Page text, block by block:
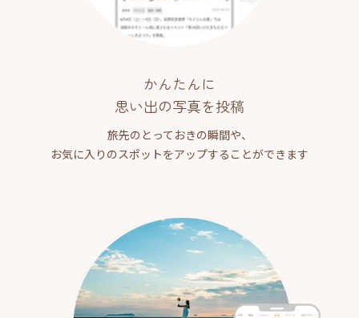
かんたんに
思い出の写真を投稿
旅先のとっておきの瞬間や、
お気に入りのスポットをアップすることができます